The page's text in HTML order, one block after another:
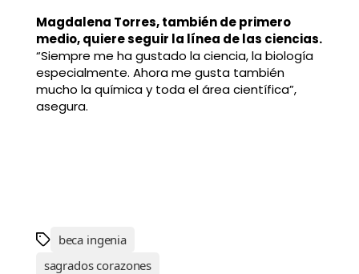
Magdalena Torres, también de primero
medio, quiere seguir la línea de las ciencias.
“Siempre me ha gustado la ciencia, la biología
especialmente. Ahora me gusta también
mucho la química y toda el área científica”,
asegura.
beca ingenia
sagrados corazones